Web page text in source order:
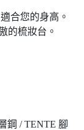
合您的身高。
的梳妝台。
鋼 / TENTE 腳